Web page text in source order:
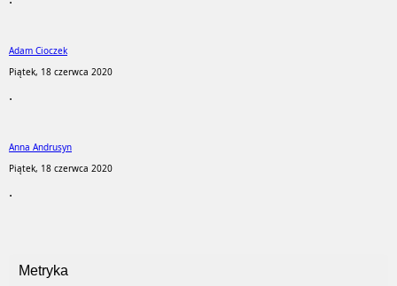
Adam Cioczek
Piątek, 18 czerwca 2020
.
Anna Andrusyn
Piątek, 18 czerwca 2020
.
Metryka